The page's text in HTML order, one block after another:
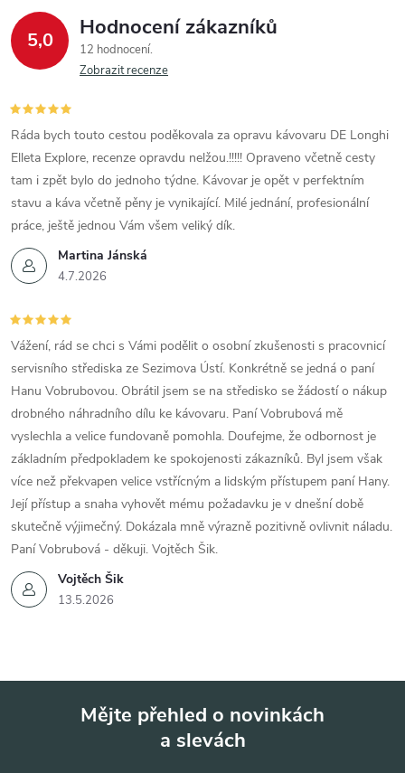
5,0 Hodnocení zákazníků
12 hodnocení
Zobrazit recenze
Martina Jánská
4.7.2026
Ráda bych touto cestou poděkovala za opravu kávovaru DE Longhi
Elleta Explore, recenze opravdu nelžou.!!!!! Opraveno včetně cesty
tam i zpět bylo do jednoho týdne. Kávovar je opět v perfektním
stavu a káva včetně pěny je vynikající. Milé jednání, profesionální
práce, ještě jednou Vám všem veliký dík.
Vojtěch Šik
13.5.2026
Vážení, rád se chci s Vámi podělit o osobní zkušenosti s pracovnicí
servisního střediska ze Sezimova Ústí. Konkrétně se jedná o paní
Hanu Vobrubovou. Obrátil jsem se na středisko se žádostí o nákup
drobného náhradního dílu ke kávovaru. Paní Vobrubová mě
vyslechla a velice fundovaně pomohla. Doufejme, že odbornost je
základním předpokladem ke spokojenosti zákazníků. Byl jsem však
více než překvapen velice vstřícným a lidským přístupem paní Hany.
Její přístup a snaha vyhovět mému požadavku je v dnešní době
skutečně výjimečný. Dokázala mně výrazně pozitivně ovlivnit náladu.
Paní Vobrubová - děkuji. Vojtěch Šik.
Mějte přehled o novinkách
a slevách